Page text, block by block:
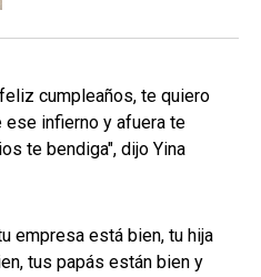
cumpleaños, te quiero
ese infierno y afuera te
te bendiga", dijo Yina
empresa está bien, tu hija
tus papás están bien y